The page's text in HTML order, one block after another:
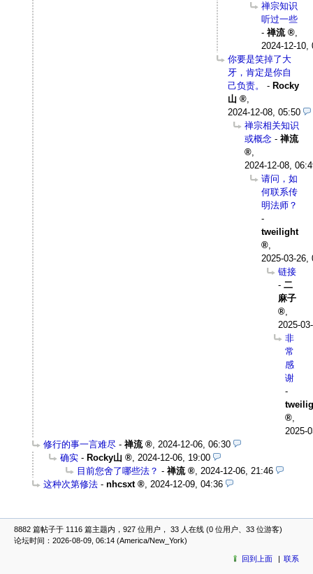
禅宗知识
听过一些
- 禅流
2024-12-10,
你要是笑掉了大
牙，肯定是你自
己负责。
- Rocky
山
2024-12-08, 05:50
禅宗相关知识
或概念 - 禅流
2024-12-08,
请问，如
何联系传
明法师？
-
tweilight
2025-03-26,
链接
- 二
麻子
2025-
非
常
感
谢
-
2025-
修行的事一言难尽 - 禅流
2024-12-06, 06:30
确实 - Rocky山
2024-12-06, 19:00
目前您舍了哪些法？ - 禅流
2024-12-06, 21:46
这种次第修法 - nhcsxt 2024-12-09, 04:36
8882 篇帖子于 1116 篇主题内，927 位用户， 33 人在线 (0 位用户、33 位游客)
论坛时间：2026-08-09, 06:14 (America/New_York)
回到上面 联系